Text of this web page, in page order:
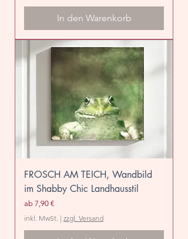
In den Warenkorb
FROSCH AM TEICH, Wandbild
im Shabby Chic Landhausstil
ab 7,90 €
Sale-Preis
inkl. MwSt. | zzgl. Versand